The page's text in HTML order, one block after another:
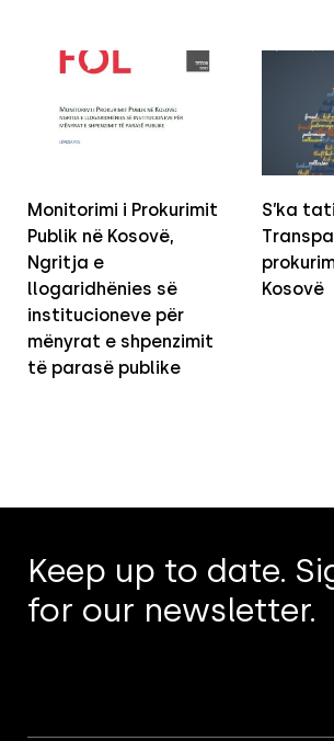
Monitorimi i Prokurimit
Publik në Kosovë,
Ngritja e
llogaridhënies së
institucioneve për
mënyrat e shpenzimit
të parasë publike
S’ka
Kosovë
Keep up to date.
for our newsletter.